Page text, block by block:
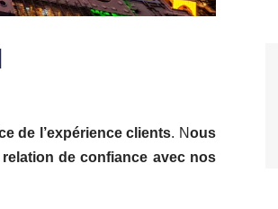
de l’expérience clients. Nous
de confiance avec nos